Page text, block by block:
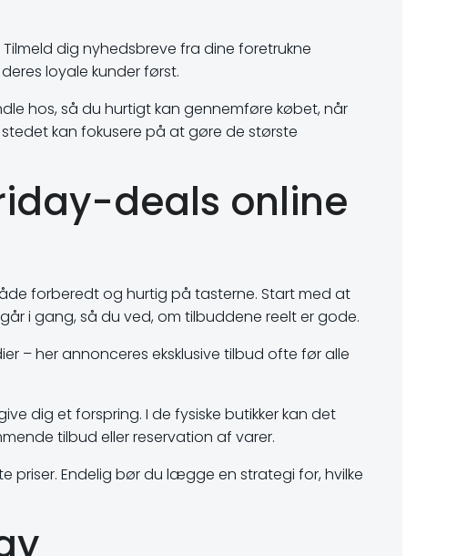
dig nyhedsbreve fra dine foretrukne
loyale kunder først.
hos, så du hurtigt kan gennemføre købet, når
kan fokusere på at gøre de største
deals online
forberedt og hurtig på tasterne. Start med at
i gang, så du ved, om tilbuddene reelt er gode.
– her annonceres eksklusive tilbud ofte før alle
dig et forspring. I de fysiske butikker kan det
tilbud eller reservation af varer.
priser. Endelig bør du lægge en strategi for, hvilke